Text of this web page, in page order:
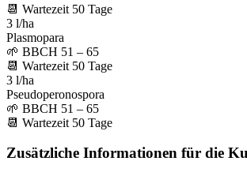
📆 Wartezeit 50 Tage
3 l/ha
Plasmopara
🌱 BBCH 51 – 65
📆 Wartezeit 50 Tage
3 l/ha
Pseudoperonospora
🌱 BBCH 51 – 65
📆 Wartezeit 50 Tage
Zusätzliche Informationen für die